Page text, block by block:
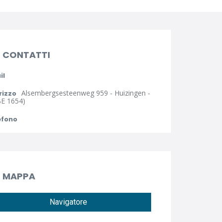
CONTATTI
Alsembergsesteenweg 959 - Huizingen -
1654)
MAPPA
Navigatore